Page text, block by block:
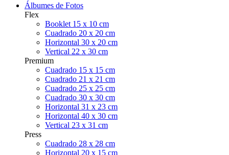
Álbumes de Fotos
Flex
Booklet 15 x 10 cm
Cuadrado 20 x 20 cm
Horizontal 30 x 20 cm
Vertical 22 x 30 cm
Premium
Cuadrado 15 x 15 cm
Cuadrado 21 x 21 cm
Cuadrado 25 x 25 cm
Cuadrado 30 x 30 cm
Horizontal 31 x 23 cm
Horizontal 40 x 30 cm
Vertical 23 x 31 cm
Press
Cuadrado 28 x 28 cm
Horizontal 20 x 15 cm